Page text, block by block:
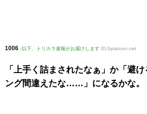
1006 :以下、トリカラ速報がお届けします ID:Splatoon.net
「上手く詰まされたなぁ」か「避
ング間違えたな……」になるかな。